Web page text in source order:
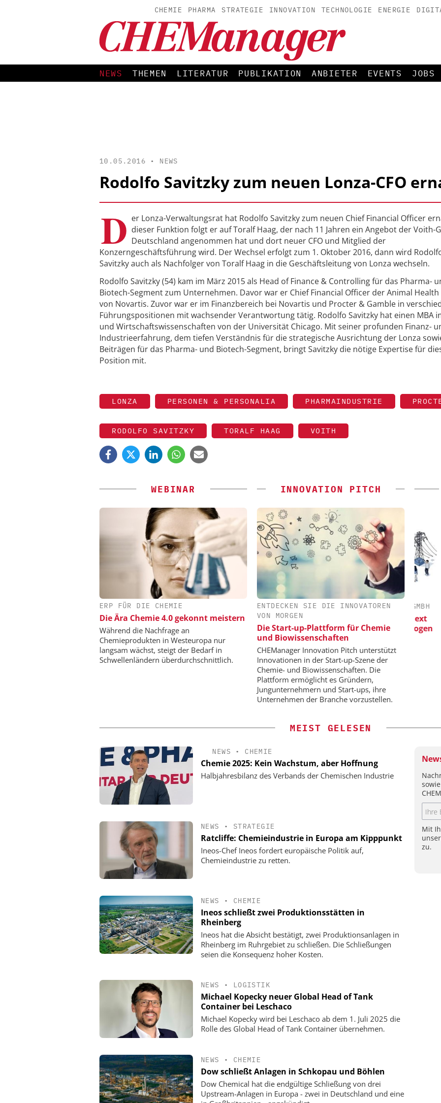
CHEMIE PHARMA STRATEGIE INNOVATION TECHNOLOGIE ENERGIE
NEWS THEMEN LITERATUR PUBLIKATION ANBIETER EVENTS JOBS
10.05.2016 • NEWS
Rodolfo Savitzky zum neuen Lonza-CFO
D er Lonza-Verwaltungsrat hat Rodolfo Savitzky zum neuen Chief Financial Officer
dieser Funktion folgt er auf Toralf Haag, der nach 11 Jahren ein Angebot der Voith-
Deutschland angenommen hat und dort neuer CFO und Mitglied der
Konzerngeschäftsführung wird. Der Wechsel erfolgt zum 1. Oktober 2016, dann wird
Savitzky auch als Nachfolger von Toralf Haag in die Geschäftsleitung von Lonza wechseln.
Rodolfo Savitzky (54) kam im März 2015 als Head of Finance & Controlling für das Pharma-
Biotech-Segment zum Unternehmen. Davor war er Chief Financial Officer der Animal
von Novartis. Zuvor war er im Finanzbereich bei Novartis und Procter & Gamble in
Führungspositionen mit wachsender Verantwortung tätig. Rodolfo Savitzky hat einen MBA
und Wirtschaftswissenschaften von der Universität Chicago. Mit seiner profunden Finanz-
Industrieerfahrung, dem tiefen Verständnis für die strategische Ausrichtung der Lonza
Beiträgen für das Pharma- und Biotech-Segment, bringt Savitzky die nötige Expertise für
Position mit.
LONZA PERSONEN & PERSONALIA PHARMAINDUSTRIE
RODOLFO SAVITZKY TORALF HAAG VOITH
WEBINAR
ERP FÜR DIE CHEMIE
Die Ära Chemie 4.0 gekonnt meistern
Während die Nachfrage an
Chemieprodukten in Westeuropa nur
langsam wächst, steigt der Bedarf in
Schwellenländern überdurchschnittlich.
INNOVATION PITCH
ENTDECKEN SIE DIE INNOVATOREN
VON MORGEN
Die Start-up-Plattform für Chemie
und Biowissenschaften
CHEManager Innovation Pitch unterstützt
Innovationen in der Start-up-Szene der
Chemie- und Biowissenschaften. Die
Plattform ermöglicht es Gründern,
Jungunternehmern und Start-ups, ihre
Unternehmen der Branche vorzustellen.
ZEPPELIN SYSTEMS GMBH
Sichere und hocheffiziente
Produktion von Batteriemassen
CHEMANAGER C/O WILEY-VCH GMBH
Veranstaltungssponsoring: Next
Generation Batteries and Hydrogen
MEIST GELESEN
NEWS • CHEMIE
Chemie 2025: Kein Wachstum, aber Hoffnung
Halbjahresbilanz des Verbands der Chemischen Industrie
NEWS • STRATEGIE
Ratcliffe: Chemieindustrie in Europa am Kipppunkt
Ineos-Chef Ineos fordert europäische Politik auf,
Chemieindustrie zu retten.
NEWS • CHEMIE
Ineos schließt zwei Produktionsstätten in
Rheinberg
Ineos hat die Absicht bestätigt, zwei Produktionsanlagen in
Rheinberg im Ruhrgebiet zu schließen. Die Schließungen
seien die Konsequenz hoher Kosten.
NEWS • LOGISTIK
Michael Kopecky neuer Global Head of Tank
Container bei Leschaco
Michael Kopecky wird bei Leschaco ab dem 1. Juli 2025 die
Rolle des Global Head of Tank Container übernehmen.
NEWS • CHEMIE
Dow schließt Anlagen in Schkopau und Böhlen
Dow Chemical hat die endgültige Schließung von drei
Upstream-Anlagen in Europa - zwei in Deutschland und eine
Mit
zu.